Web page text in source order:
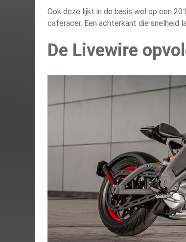
Ook deze lijkt in de basis wel op een
caferacer. Een achterkant die snelheid
De Livewire